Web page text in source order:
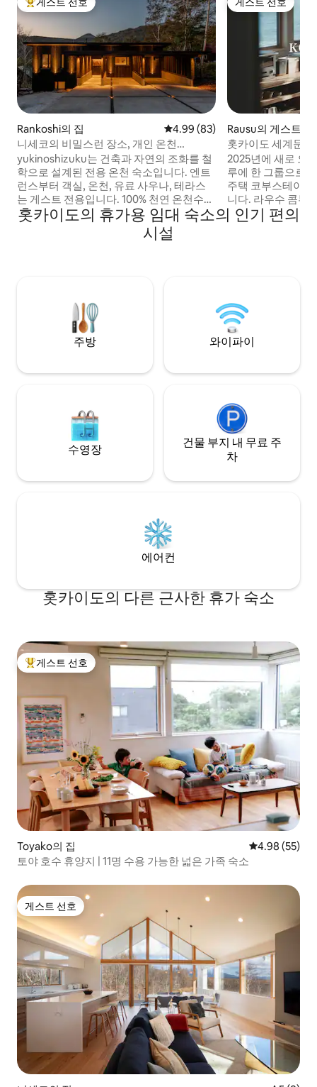
상위 게스트 선호
Rankoshi의 집 평점 4.99점(5점 만점), 후기 83
4.99 (83)
니세코의 비밀스런 장소, 개인 온천
'yukinoshizuku'
yukinoshizuku는 건축과 자연의 조화를 철
학으로 설계된 전용 온천 숙소입니다. 엔트
런스부터 객실, 온천, 유료 사우나, 테라스
는 게스트 전용입니다. 100% 천연 온천수인
전용 온천에서 마음과 몸을 치유해 주세요.
니세코 유모토 온천 "오유누마" 유황 온천
질병이나 건강을 개선하기 위한 치료법인
해 있어 '치세누프리'가 눈앞에 보입니다. 그
린 시즌에는 등산, 하이킹 겨울에는 백컨트
리 스키와 스노보드를 즐기는 사람들에게
숨겨진 명소입니다. '이런 온천 숙소에 머물
디자인했습니다. 일본 주택만의 차분한 생
니다. 차로 이동이 필수인 곳입니다. ※ 픽업
및 드롭오프 서비스는 제공하지 않습니다.
건물의 오른쪽은 게스트 전용, 왼쪽은 호스
트의 홈 오피스로, 내부에서 독립된 프라이
게스트 선호
Rausu의 게스트용
홋카이도 세계문
운영하는 임대 및
2025년에 새로 오
루에 한 그룹으로
주택 코부스테이
니다. 라우수 콤부
세련된 일본식 전
주방, 조미료, 조리
안전하고 편안한
게스트에게 시레
맛보세요. 이 지역
해를 위한 어려움
다) 또한, 제 아내는 평소에 볼 수 없는 신선
을 충족합니다. 전
문화에 대한 더 많
양한 소규모 그룹
험을 제공합니다. 이곳을 방문하는 게스트
와 이 지역의 저희
홋카이도의 휴가용 임대 숙소의 인기 편의
시설
주방 와이파이
수영장
건물 부지 내 무료 주
차
에어컨
홋카이도의 다른 근사한 휴가 숙소
상위 게스트 선호
게스트 선호
Toyako의 집 평점 4.98점(5
4.98 (55)
토야 호수 휴양지 | 11명 수용 가능한 넓은 가족 숙소
게스트 선호
게스트 선호